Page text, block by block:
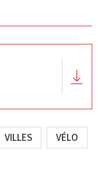
VILLES VÉLO